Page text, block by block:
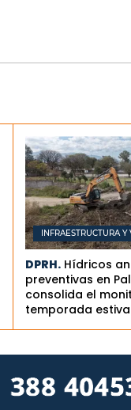
INFRAESTRUCTURA
DPRH. Hídricos
preventivas en
consolida el
temporada